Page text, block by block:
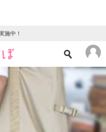
施中！
ュース
イズ